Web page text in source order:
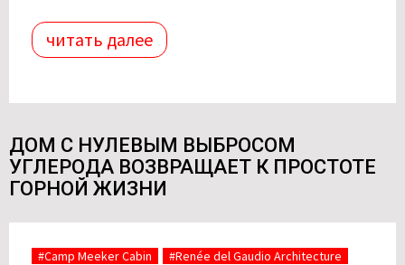
читать далее
ДОМ С НУЛЕВЫМ ВЫБРОСОМ
УГЛЕРОДА ВОЗВРАЩАЕТ К ПРОСТОТЕ
ГОРНОЙ ЖИЗНИ
#Camp Meeker Cabin
#Renée del Gaudio Architecture